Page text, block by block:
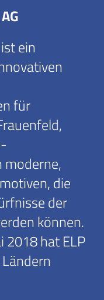
ein
für
moderne,
die
der
können.
2018 hat ELP